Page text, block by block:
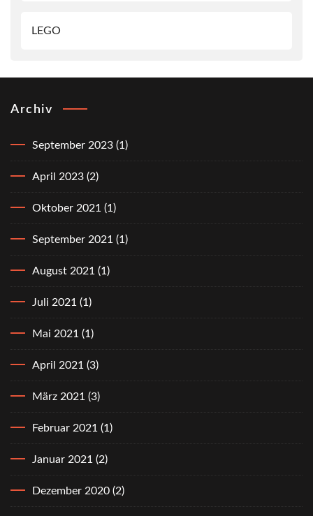
LEGO
Archiv
September 2023 (1)
April 2023 (2)
Oktober 2021 (1)
September 2021 (1)
August 2021 (1)
Juli 2021 (1)
Mai 2021 (1)
April 2021 (3)
März 2021 (3)
Februar 2021 (1)
Januar 2021 (2)
Dezember 2020 (2)